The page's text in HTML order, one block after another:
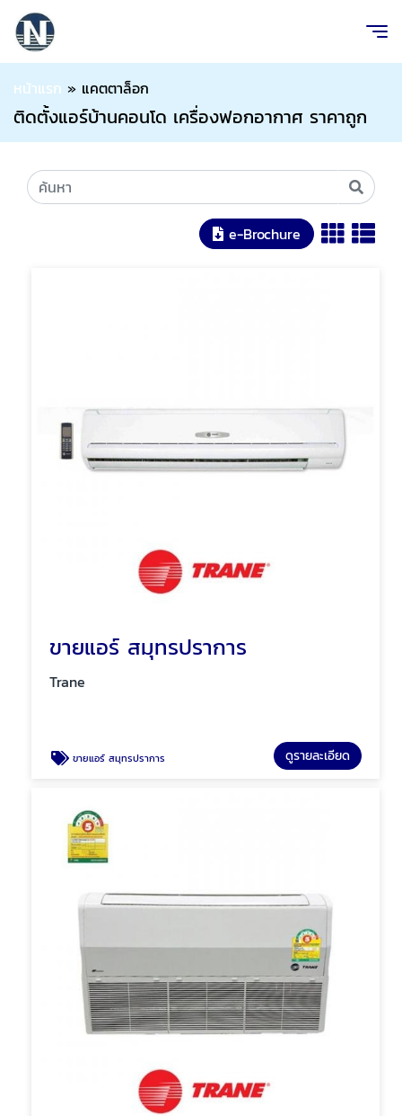
หน้าแรก » แคตตาล็อก
ติดตั้งแอร์บ้านคอนโด เครื่องฟอกอากาศ ราคาถูก
e-Brochure
ขายแอร์ สมุทรปราการ
Trane
ขายแอร์ สมุทรปราการ ดูรายละเอียด